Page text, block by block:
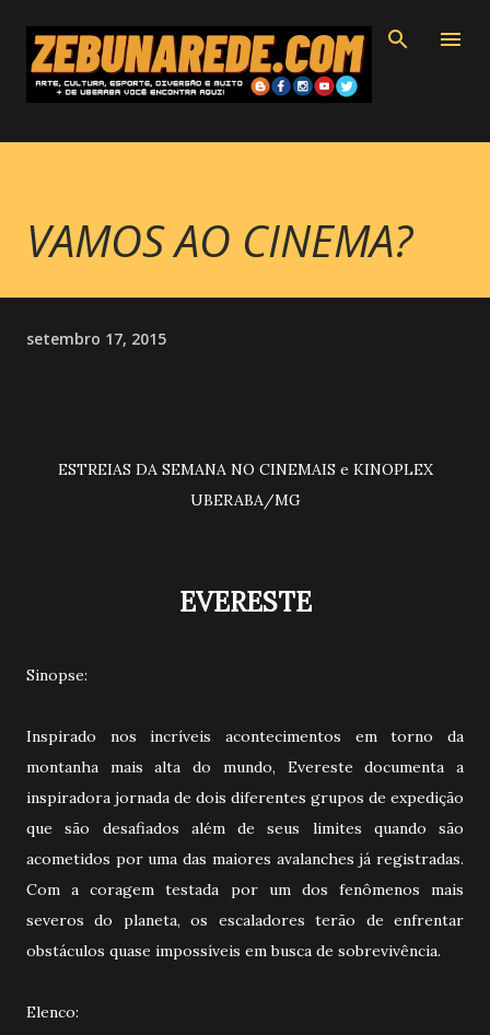
Pular para o conteúdo principal
VAMOS AO CINEMA?
setembro 17, 2015
ESTREIAS DA SEMANA NO CINEMAIS e KINOPLEX
UBERABA/MG
EVERESTE
Sinopse:
Inspirado nos incríveis acontecimentos em torno da
montanha mais alta do mundo, Evereste documenta a
inspiradora jornada de dois diferentes grupos de expedição
que são desafiados além de seus limites quando são
acometidos por uma das maiores avalanches já registradas.
Com a coragem testada por um dos fenômenos mais
severos do planeta, os escaladores terão de enfrentar
obstáculos quase impossíveis em busca de sobrevivência.
Elenco: